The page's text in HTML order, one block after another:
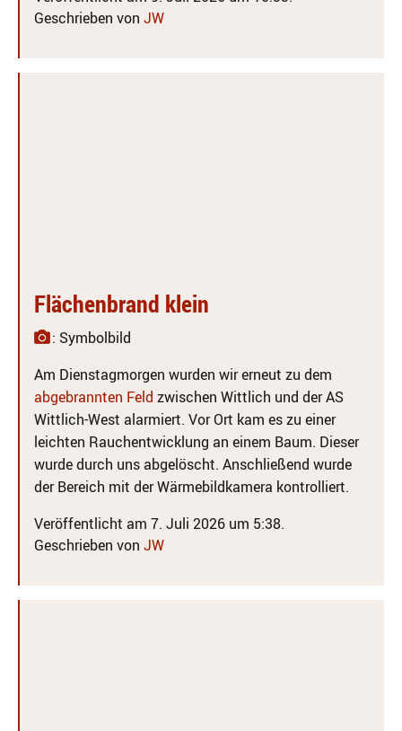
Geschrieben von JW
Flächenbrand klein
: Symbolbild
Am Dienstagmorgen wurden wir erneut zu dem
abgebrannten Feld zwischen Wittlich und der AS
Wittlich-West alarmiert. Vor Ort kam es zu einer
leichten Rauchentwicklung an einem Baum. Dieser
wurde durch uns abgelöscht. Anschließend wurde
der Bereich mit der Wärmebildkamera kontrolliert.
Veröffentlicht am 7. Juli 2026 um 5:38.
Geschrieben von JW